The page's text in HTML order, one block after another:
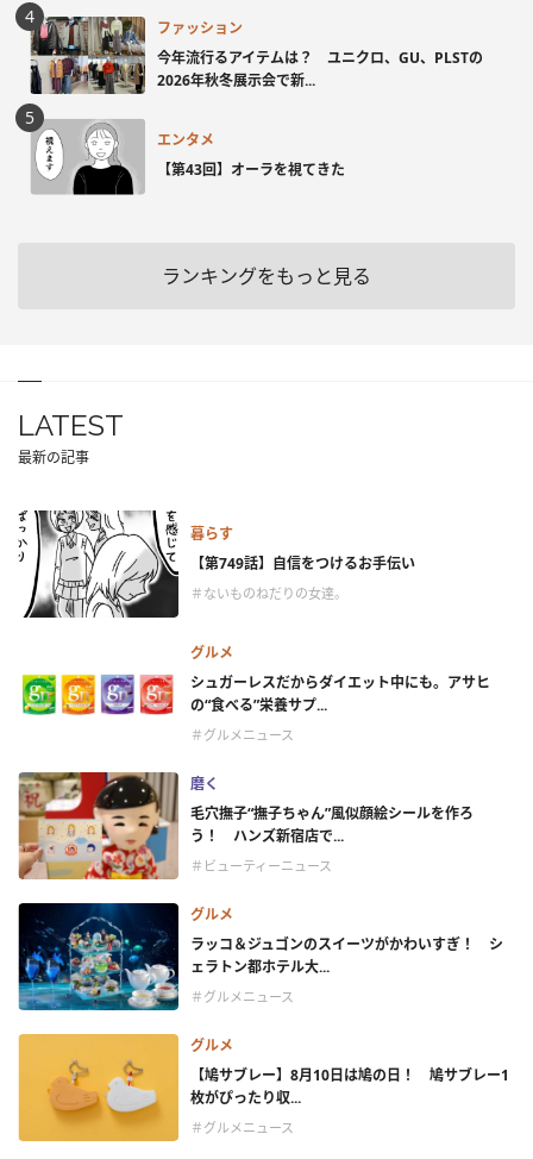
ファッション
今年流行るアイテムは？ ユニクロ、GU、PLSTの
2026年秋冬展示会で新...
エンタメ
【第43回】オーラを視てきた
ランキングをもっと見る
LATEST
最新の記事
暮らす
【第749話】自信をつけるお手伝い
＃ないものねだりの女達。
グルメ
シュガーレスだからダイエット中にも。アサヒ
の“食べる”栄養サプ...
＃グルメニュース
磨く
毛穴撫子“撫子ちゃん”風似顔絵シールを作ろ
う！ ハンズ新宿店で...
＃ビューティーニュース
グルメ
ラッコ＆ジュゴンのスイーツがかわいすぎ！ シ
ェラトン都ホテル大...
＃グルメニュース
グルメ
【鳩サブレー】8月10日は鳩の日！ 鳩サブレー1
枚がぴったり収...
＃グルメニュース